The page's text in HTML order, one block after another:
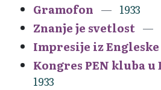
Gramofon
1933
Znanje je svetlost
Impresije iz Engleske
Kongres PEN kluba
1933